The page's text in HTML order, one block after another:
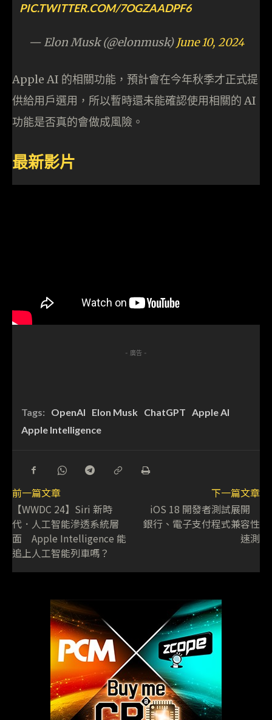
PIC.TWITTER.COM/7OGZAADPF6
— Elon Musk (@elonmusk) June 10, 2024
Apple AI 的相關功能，預計會在今年秋季才正式提
供給用戶選用，所以暫時還未能確認使用相關的 AI
功能是否真的會做成風險。
最新影片
- 廣告 -
Tags: OpenAI Elon Musk ChatGPT Apple AI
Apple Intelligence
前一篇文章
【WWDC 24】Siri 新時
代．人工智能滲透系統層
面 Apple Intelligence 能
追上人工智能列車嗎？
下一篇文章
iOS 18 開發者測試展開
銀行、電子支付程式兼容性
速測